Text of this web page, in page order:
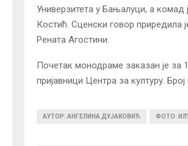
Универзитета у Бањалуци, а
Костић. Сценски говор приредила
Рената Агостини.
Почетак монодраме заказан је за
пријавници Центра за културу. Број
АУТОР: АНГЕЛИНА ДУЈАКОВИЋ ФОТО: